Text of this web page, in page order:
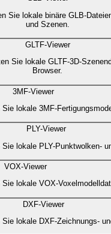
Sie lokale binäre GLB-
und Szenen.
GLTF-Viewer
Sie lokale GLTF-3D-
Browser.
3MF-Viewer
lokale 3MF-
PLY-Viewer
lokale PLY-Punktwolken-
VOX-Viewer
lokale VOX-
DXF-Viewer
lokale DXF-Zeichnungs-